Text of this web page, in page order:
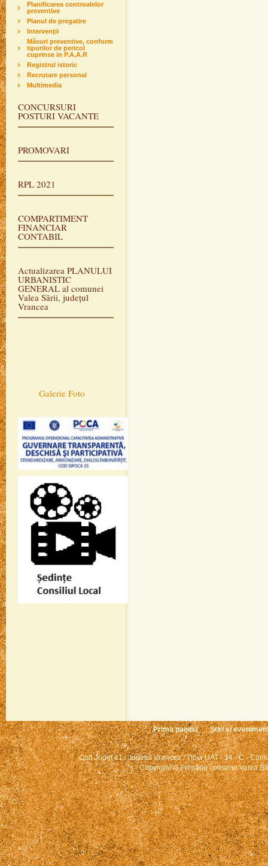
Planificarea controalelor
preventive
Planul de pregatire
Intervenţii
Măsuri preventive, conform
tipurilor de pericol
cuprinse in P.A.A.R
Registrul istoric
Recrutare personal
Multimedia
CONCURSURI
POSTURI VACANTE
PROMOVARI
RPL 2021
COMPARTIMENT
FINANCIAR
CONTABIL
Actualizarea PLANULUI
URBANISTIC
GENERAL al comunei
Valea Sării, județul
Vrancea
Galerie Foto
Prima pagină Știri și
Cod Județ 41 / Județul Vrancea / Tipul UAT - 14 - C -
Copyright © Primăria comunei Valea